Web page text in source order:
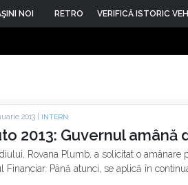
NOI RETRO VERIFICĂ ISTORIC
2013 | INTERN
2013: Guvernul amână
Rovana Plumb, a solicitat o amânare
Financiar. Până atunci, se aplică în